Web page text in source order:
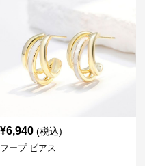
¥6,940 (税込)
フープ ピアス